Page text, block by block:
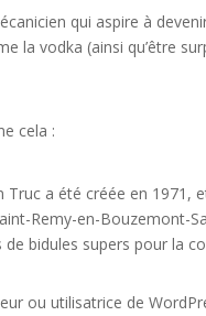
qui aspire à
la vodka (ainsi qu’être
cela :
Truc a été créée en 1971,
Remy-en-Bouzemont-
bidules supers pour la
ou utilisatrice de